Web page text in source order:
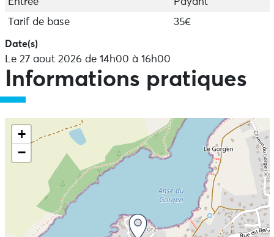
Tarif de base
35€
Date(s)
Le 27 aout 2026 de 14h00 à 16h00
Informations pratiques
+
−